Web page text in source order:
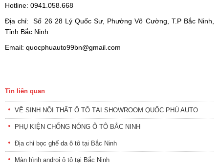
Hotline: 0941.058.668
Địa chỉ: Số 26 28 Lý Quốc Sư, Phường Võ Cường, T.P Bắc Ninh,
Tỉnh Bắc Ninh
Email: quocphuauto99bn@gmail.com
Tin liên quan
VỆ SINH NỘI THẤT Ô TÔ TẠI SHOWROOM QUỐC PHÚ AUTO
PHỤ KIỆN CHỐNG NÓNG Ô TÔ BẮC NINH
Địa chỉ bọc ghế da ô tô tại Bắc Ninh
Màn hình androi ô tô tại Bắc Ninh